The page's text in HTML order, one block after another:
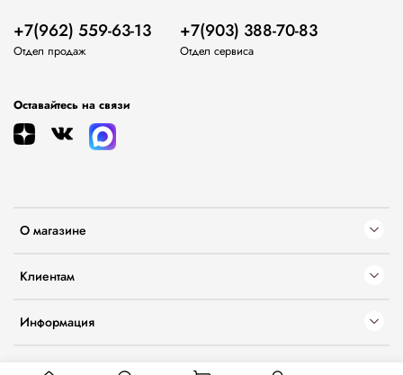
О магазине
Клиентам
Информация
+7(962) 559-63-13
Отдел продаж
+7(903) 388-70-83
Отдел сервиса
Оставайтесь на связи